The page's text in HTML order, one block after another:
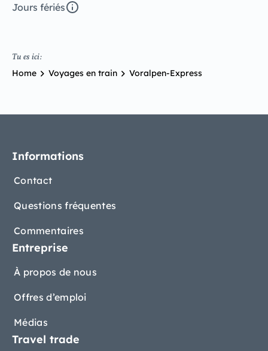
Jours fériés
Tu es ici:
Home Voyages en train Voralpen-Express
Informations
Contact
Questions fréquentes
Commentaires
Entreprise
À propos de nous
Offres d’emploi
Médias
Travel trade